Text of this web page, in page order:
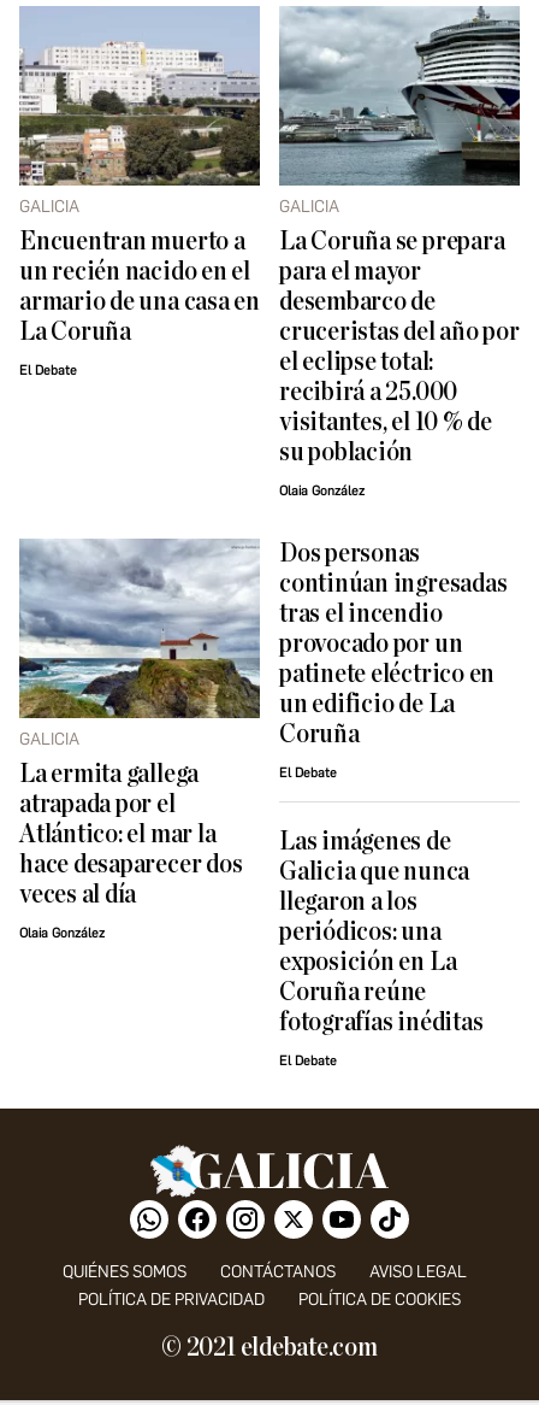
GALICIA
Encuentran muerto a
un recién nacido en el
armario de una casa en
La Coruña
El Debate
GALICIA
La Coruña se prepara
para el mayor
desembarco de
cruceristas del año por
el eclipse total:
recibirá a 25.000
visitantes, el 10 % de
su población
Olaia González
GALICIA
La ermita gallega
atrapada por el
Atlántico: el mar la
hace desaparecer dos
veces al día
Olaia González
Dos personas
continúan ingresadas
tras el incendio
provocado por un
patinete eléctrico en
un edificio de La
Coruña
El Debate
Las imágenes de
Galicia que nunca
llegaron a los
periódicos: una
exposición en La
Coruña reúne
fotografías inéditas
El Debate
QUIÉNES SOMOS CONTÁCTANOS
AVISO LEGAL
POLÍTICA DE PRIVACIDAD
POLÍTICA DE COOKIES
© 2021 eldebate.com